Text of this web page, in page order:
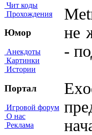
Чит коды
Прохождения
Юмор
Анекдоты
Картинки
Истории
Портал
Игровой форум
О нас
Реклама
не
-